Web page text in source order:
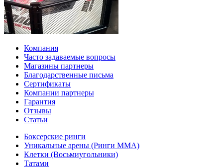
Компания
Часто задаваемые вопросы
Магазины партнеры
Благодарственные письма
Сертификаты
Компании партнеры
Гарантия
Отзывы
Статьи
Боксерские ринги
Уникальные арены (Ринги ММА)
Клетки (Восьмиугольники)
Татами